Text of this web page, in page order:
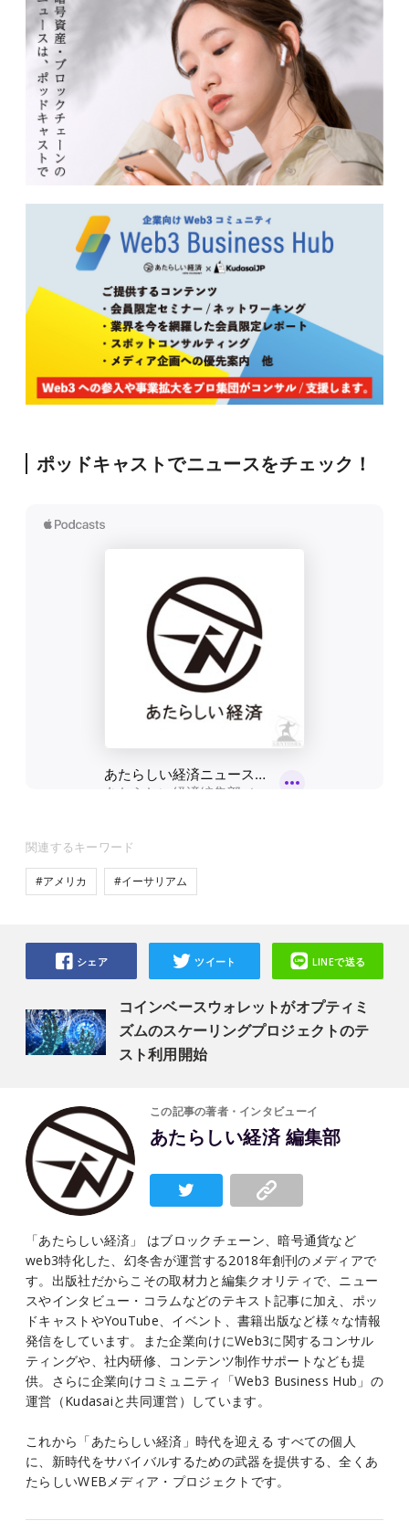
ポッドキャストでニュースをチェック！
関連するキーワード
#アメリカ #イーサリアム
コインベースウォレットがオプティミ
ズムのスケーリングプロジェクトのテ
スト利用開始
シェア ツイート LINEで送る
この記事の著者・インタビューイ
あたらしい経済 編集部
「あたらしい経済」 はブロックチェーン、暗号通貨など
web3特化した、幻冬舎が運営する2018年創刊のメディアで
す。出版社だからこその取材力と編集クオリティで、ニュー
スやインタビュー・コラムなどのテキスト記事に加え、ポッ
ドキャストやYouTube、イベント、書籍出版など様々な情報
発信をしています。また企業向けにWeb3に関するコンサル
ティングや、社内研修、コンテンツ制作サポートなども提
供。さらに企業向けコミュニティ「Web3 Business Hub」の
運営（Kudasaiと共同運営）しています。
これから「あたらしい経済」時代を迎える すべての個人
に、新時代をサバイバルするための武器を提供する、全くあ
たらしいWEBメディア・プロジェクトです。